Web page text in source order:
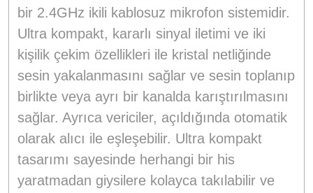
bir 2.4GHz ikili kablosuz mikrofon sistemidir.
Ultra kompakt, kararlı sinyal iletimi ve iki
kişilik çekim özellikleri ile kristal netliğinde
sesin yakalanmasını sağlar ve sesin toplanıp
birlikte veya ayrı bir kanalda karıştırılmasını
sağlar. Ayrıca vericiler, açıldığında otomatik
olarak alıcı ile eşleşebilir. Ultra kompakt
tasarımı sayesinde herhangi bir his
yaratmadan giysilere kolayca takılabilir ve